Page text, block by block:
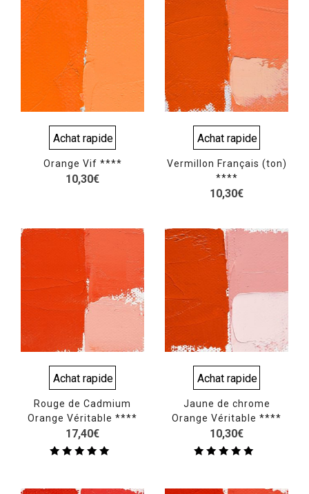
Achat rapide
Orange Vif ****
10,30€
Achat rapide
Vermillon Français (ton)
****
10,30€
Achat rapide
Rouge de Cadmium
Orange Véritable ****
17,40€
Achat rapide
Jaune de chrome
Orange Véritable ****
10,30€